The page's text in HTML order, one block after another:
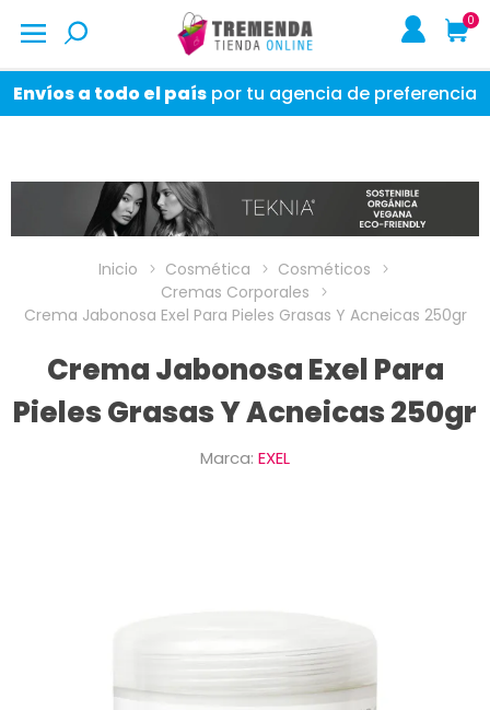
0
Envíos a todo el país por tu agencia de preferencia
Inicio Cosmética
Cosméticos
Cremas Corporales
Crema Jabonosa Exel Para Pieles Grasas Y Acneicas 250gr
Crema Jabonosa Exel Para
Pieles Grasas Y Acneicas 250gr
Marca: EXEL